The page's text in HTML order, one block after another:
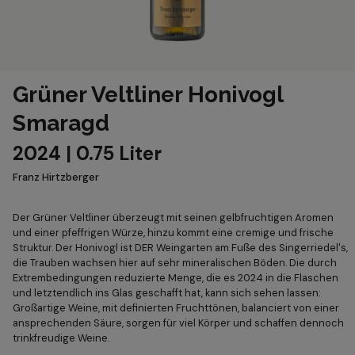
Grüner Veltliner Honivogl
Smaragd
2024 | 0.75 Liter
Franz Hirtzberger
Der Grüner Veltliner überzeugt mit seinen gelbfruchtigen Aromen
und einer pfeffrigen Würze, hinzu kommt eine cremige und frische
Struktur. Der Honivogl ist DER Weingarten am Fuße des Singerriedel's,
die Trauben wachsen hier auf sehr mineralischen Böden. Die durch
Extrembedingungen reduzierte Menge, die es 2024 in die Flaschen
und letztendlich ins Glas geschafft hat, kann sich sehen lassen:
Großartige Weine, mit definierten Fruchttönen, balanciert von einer
ansprechenden Säure, sorgen für viel Körper und schaffen dennoch
trinkfreudige Weine.